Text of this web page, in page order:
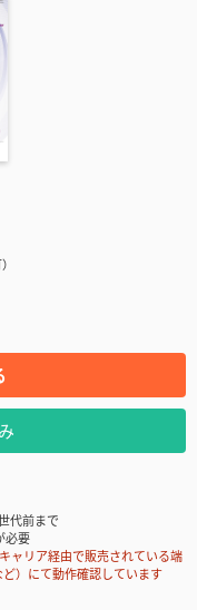
代前まで
必要
リア経由で販売されている端
ど）にて動作確認しています